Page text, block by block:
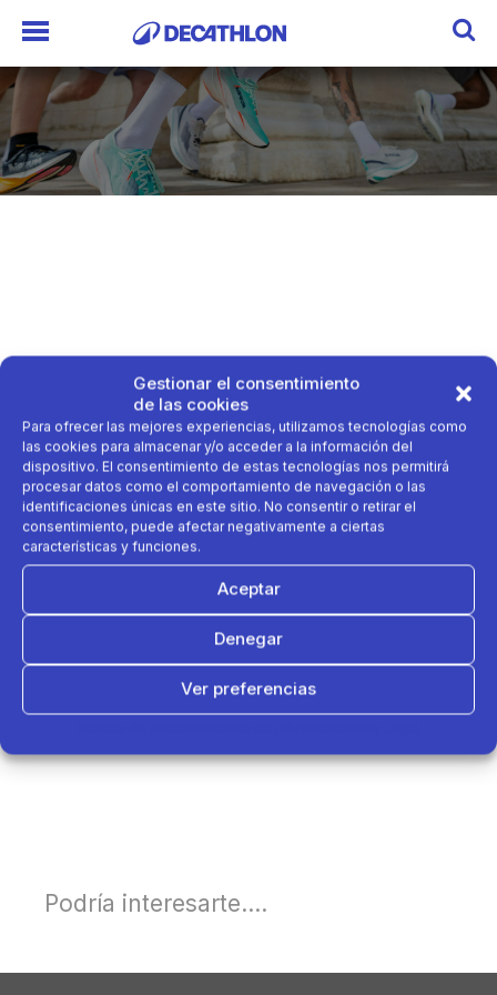
Gestionar el consentimiento
de las cookies
Para ofrecer las mejores experiencias, utilizamos tecnologías como
las cookies para almacenar y/o acceder a la información del
dispositivo. El consentimiento de estas tecnologías nos permitirá
procesar datos como el comportamiento de navegación o las
identificaciones únicas en este sitio. No consentir o retirar el
consentimiento, puede afectar negativamente a ciertas
características y funciones.
Aceptar
Denegar
Ver preferencias
Podría interesarte....